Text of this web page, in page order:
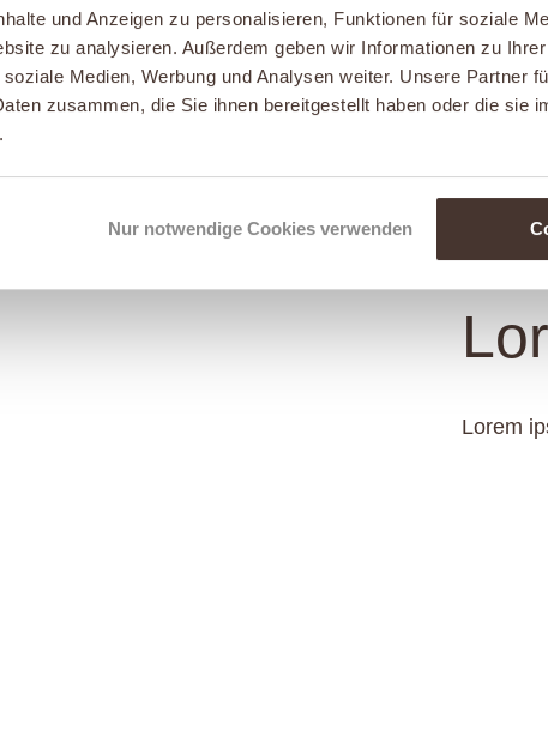
und Anzeigen zu personalisieren, Funktionen für soziale
zu analysieren. Außerdem geben wir Informationen zu
Medien, Werbung und Analysen weiter. Unsere Partner
zusammen, die Sie ihnen bereitgestellt haben oder die sie
Nur notwendige Cookies verwenden
Lorem